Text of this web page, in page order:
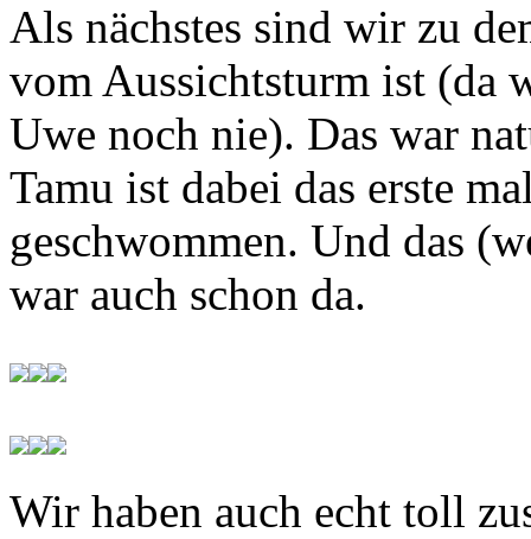
Als nächstes sind wir zu
vom Aussichtsturm ist (da
Uwe noch nie). Das war
Tamu ist dabei das erste
geschwommen. Und das
war auch schon da.
Wir haben auch echt toll